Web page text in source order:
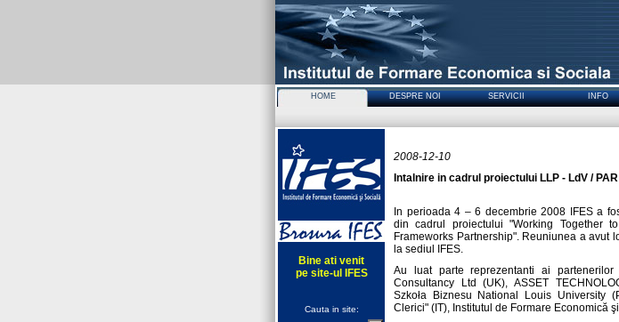
HOME DESPRE NOI SERVICII INFO
Solutii
Bine ati venit
pe site-ul IFES
Cauta in site:
2008-12-10
Intalnire in cadrul proiectului LLP - LdV /
In perioada 4 – 6 decembrie 2008 IFES a
din cadrul proiectului "Working Together
Frameworks Partnership". Reuniunea a avut
la sediul IFES.
Au luat parte reprezentanti ai
Consultancy Ltd (UK), ASSET
Szkoła Biznesu National Louis University
Clerici" (IT), Institutul de Formare Economică